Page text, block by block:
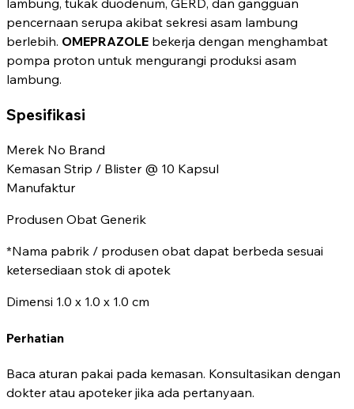
pencernaan serupa akibat sekresi asam lambung
berlebih. OMEPRAZOLE bekerja dengan menghambat
pompa proton untuk mengurangi produksi asam
lambung.
Spesifikasi
Merek No Brand
Kemasan Strip / Blister @ 10 Kapsul
Manufaktur
Produsen Obat Generik
*Nama pabrik / produsen obat dapat berbeda sesuai
ketersediaan stok di apotek
Dimensi 1.0 x 1.0 x 1.0 cm
Perhatian
Baca aturan pakai pada kemasan. Konsultasikan dengan
dokter atau apoteker jika ada pertanyaan.